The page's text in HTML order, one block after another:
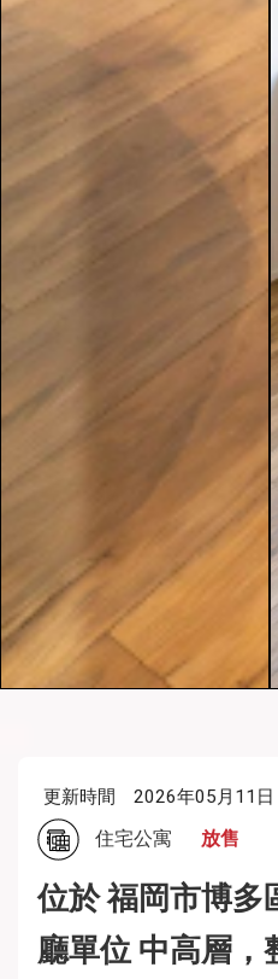
更新時間 2026年05月11日
住宅公寓 放售
位於 福岡市博多
廳單位 中高層，